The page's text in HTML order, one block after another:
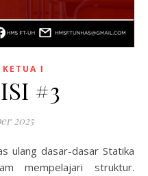
KETUA I
#3
2025
mempelajari struktur.